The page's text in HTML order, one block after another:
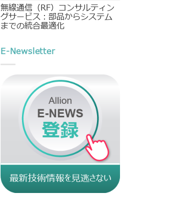
無線通信（RF）コンサルティン
グサービス：部品からシステム
までの統合最適化
E-Newsletter